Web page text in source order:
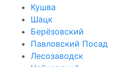
Кушва
Шацк
Берёзовский
Павловский Посад
Лесозаводск